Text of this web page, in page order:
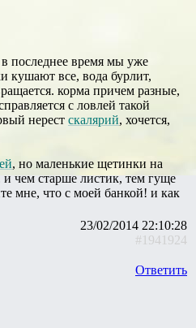
последнее время мы уже
кушают все, вода бурлит,
корма причем разные,
с ловлей такой
нерест скалярий, хочется,
, но маленькие щетинки на
чем старше листик, тем гуще
мне, что с моей банкой! и как
23/02/2014 22:10:28
#1941924
Ответить